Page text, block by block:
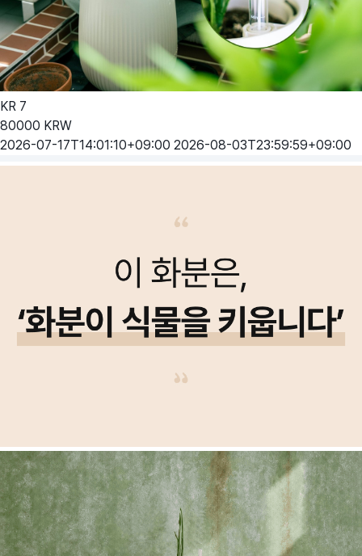
KR 7
80000 KRW
2026-07-17T14:01:10+09:00 2026-08-03T23:59:59+09:00